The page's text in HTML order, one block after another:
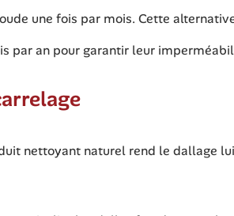
une fois par mois. Cette
par an pour garantir leur
nettoyant naturel rend le dallage